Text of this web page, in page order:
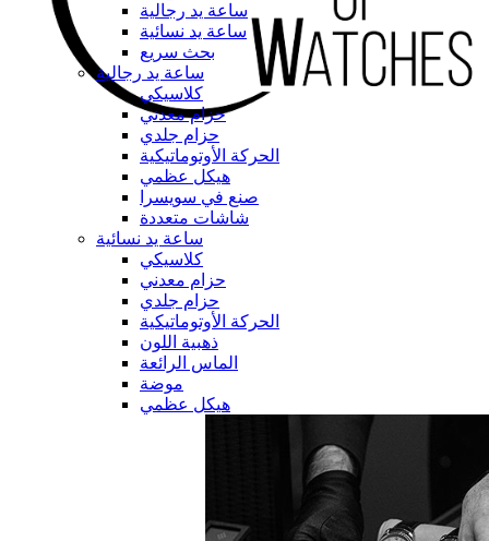
ساعة يد رجالية
ساعة يد نسائية
بحث سريع
ساعة يد رجالية
كلاسيكي
حزام معدني
حزام جلدي
الحركة الأوتوماتيكية
هيكل عظمي
صنع في سويسرا
شاشات متعددة
ساعة يد نسائية
كلاسيكي
حزام معدني
حزام جلدي
الحركة الأوتوماتيكية
ذهبية اللون
الماس الرائعة
موضة
هيكل عظمي